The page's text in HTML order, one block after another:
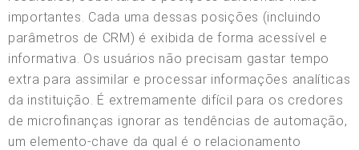
importantes. Cada uma dessas posições (incluindo
parâmetros de CRM) é exibida de forma acessível e
informativa. Os usuários não precisam gastar tempo
extra para assimilar e processar informações analíticas
da instituição. É extremamente difícil para os credores
de microfinanças ignorar as tendências de automação,
um elemento-chave da qual é o relacionamento